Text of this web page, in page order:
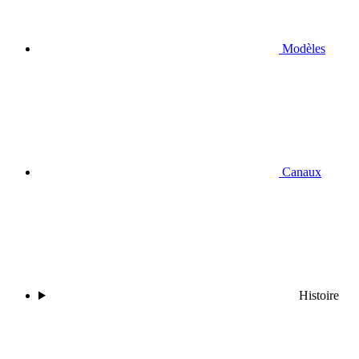
Modèles
Canaux
Histoire